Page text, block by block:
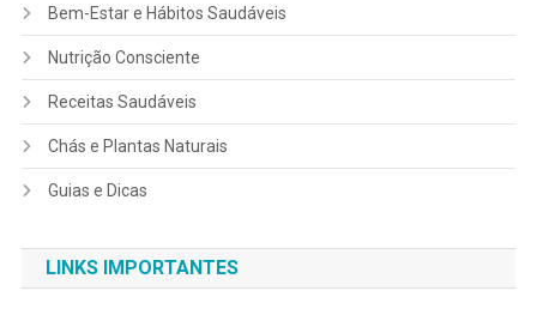
Bem-Estar e Hábitos Saudáveis
Nutrição Consciente
Receitas Saudáveis
Chás e Plantas Naturais
Guias e Dicas
LINKS IMPORTANTES